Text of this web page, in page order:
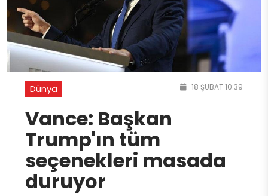
Dünya 18 ŞUBAT 10:39
Vance: Başkan
Trump'ın tüm
seçenekleri masada
duruyor